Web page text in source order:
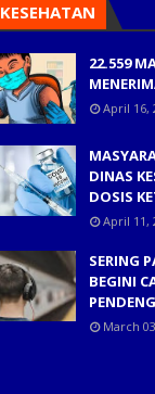
KESEHATAN
22.559
April 16,
DINAS
DOSIS
April 11,
SERING
BEGINI
March